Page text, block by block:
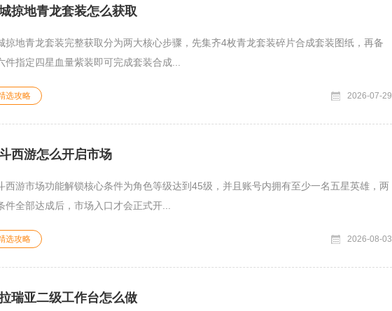
掠地青龙套装怎么获取
掠地青龙套装完整获取分为两大核心步骤，先集齐4枚青龙套装碎片合成套装图纸，再备
件指定四星血量紫装即可完成套装合成...
选攻略 2026-07-29
西游怎么开启市场
西游市场功能解锁核心条件为角色等级达到45级，并且账号内拥有至少一名五星英雄，两
件全部达成后，市场入口才会正式开...
选攻略 2026-08-03
瑞亚二级工作台怎么做